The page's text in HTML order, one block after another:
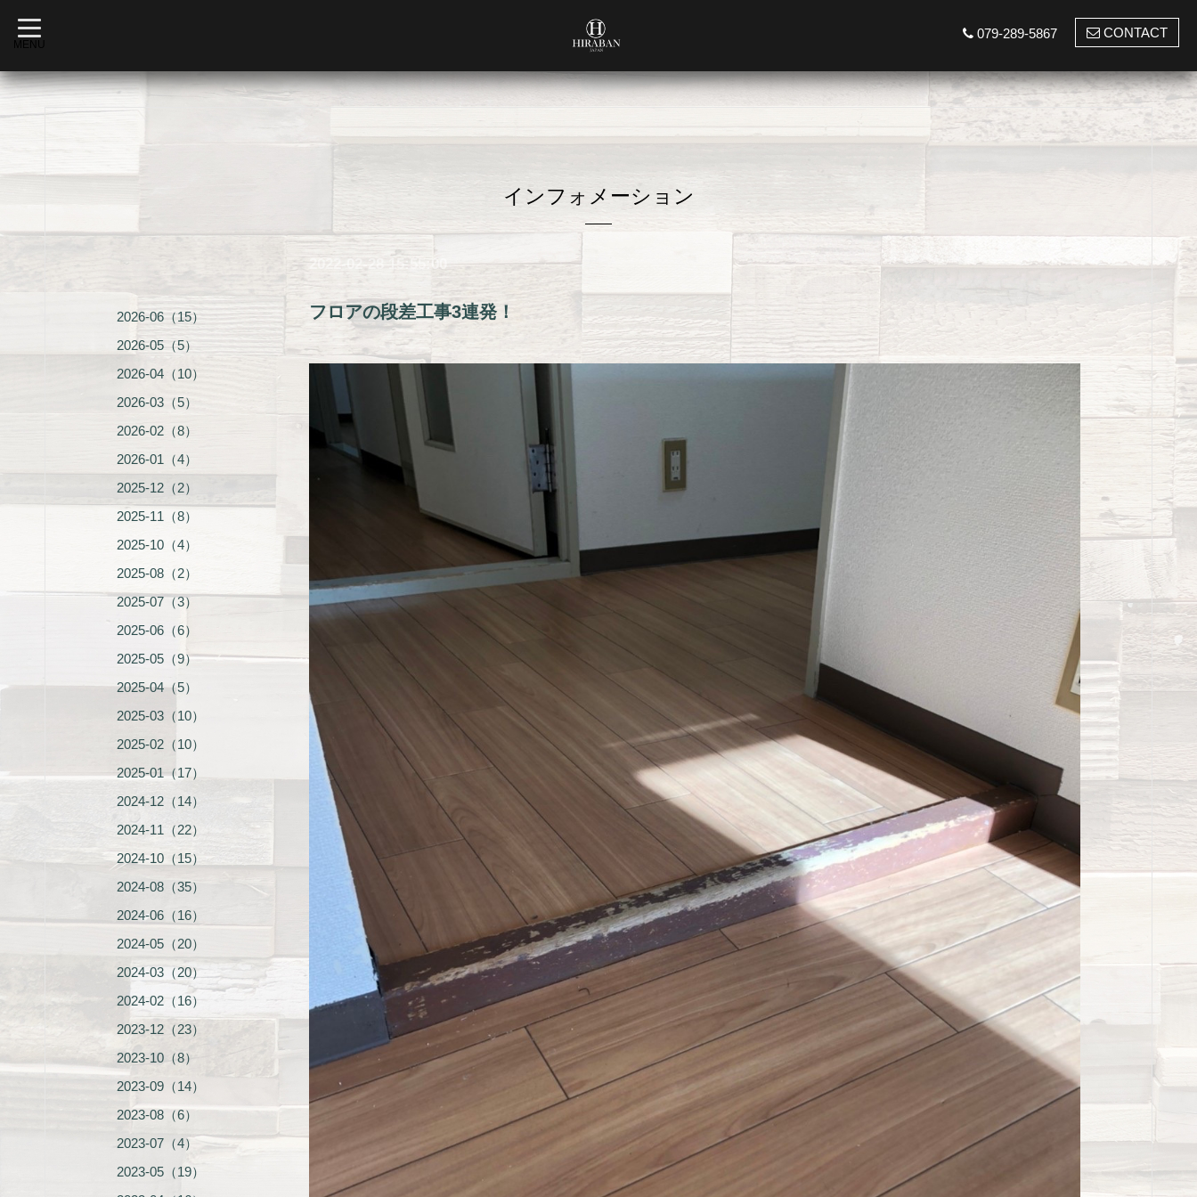
t
o
g
l
e
a
MENU
079-289-5867 CONTACT
インフォメーション
2022-02-28 15:55:00
フロアの段差工事3連発！
2026-06（15）
2026-05（5）
2026-04（10）
2026-03（5）
2026-02（8）
2026-01（4）
2025-12（2）
2025-11（8）
2025-10（4）
2025-08（2）
2025-07（3）
2025-06（6）
2025-05（9）
2025-04（5）
2025-03（10）
2025-02（10）
2025-01（17）
2024-12（14）
2024-11（22）
2024-10（15）
2024-08（35）
2024-06（16）
2024-05（20）
2024-03（20）
2024-02（16）
2023-12（23）
2023-10（8）
2023-09（14）
2023-08（6）
2023-07（4）
2023-05（19）